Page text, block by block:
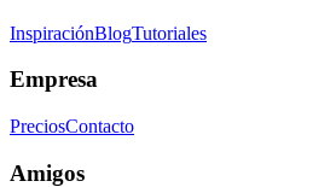
InspiraciónBlogTutoriales
Empresa
PreciosContacto
Amigos